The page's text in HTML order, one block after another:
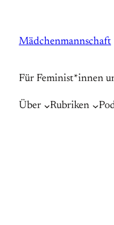
springen
Mädchenmannschaft
Für Feminist*innen
Über Rubriken